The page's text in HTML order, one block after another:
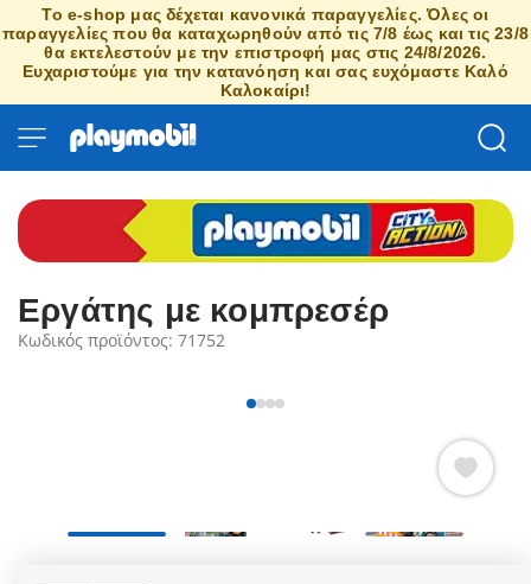
Το e-shop μας δέχεται κανονικά παραγγελίες. Όλες οι
παραγγελίες που θα καταχωρηθούν από τις 7/8 έως και τις 23/8
θα εκτελεστούν με την επιστροφή μας στις 24/8/2026.
Ευχαριστούμε για την κατανόηση και σας ευχόμαστε Καλό
Καλοκαίρι!
Εργάτης με κομπρεσέρ
Κωδικός προϊόντος: 71752